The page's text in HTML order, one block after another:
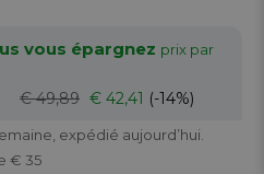
vous épargnez prix par
€ 49,89 € 42,41 (-14%)
expédié aujourd’hui.
€ 35